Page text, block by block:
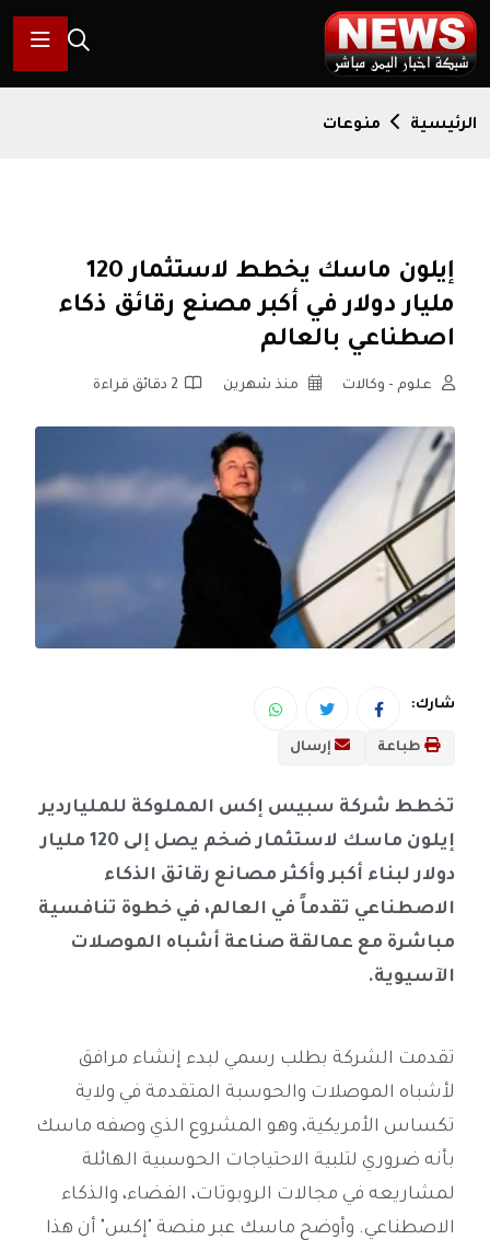
الرئيسية منوعات
إيلون ماسك يخطط لاستثمار 120
مليار دولار في أكبر مصنع رقائق ذكاء
اصطناعي بالعالم
علوم - وكالات منذ شهرين 2 دقائق قراءة
شارك:
طباعة إرسال
تخطط شركة سبيس إكس المملوكة للملياردير
إيلون ماسك لاستثمار ضخم يصل إلى 120 مليار
دولار لبناء أكبر وأكثر مصانع رقائق الذكاء
الاصطناعي تقدماً في العالم، في خطوة تنافسية
مباشرة مع عمالقة صناعة أشباه الموصلات
الآسيوية.
تقدمت الشركة بطلب رسمي لبدء إنشاء مرافق
لأشباه الموصلات والحوسبة المتقدمة في ولاية
تكساس الأمريكية، وهو المشروع الذي وصفه ماسك
بأنه ضروري لتلبية الاحتياجات الحوسبية الهائلة
لمشاريعه في مجالات الروبوتات، الفضاء، والذكاء
الاصطناعي. وأوضح ماسك عبر منصة "إكس" أن هذا